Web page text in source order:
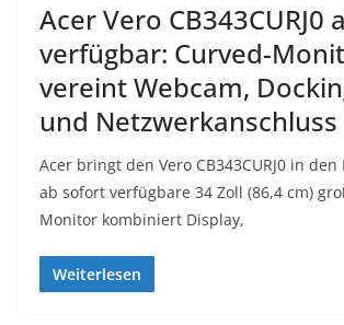
Acer Vero CB343CURJ0
verfügbar: Curved-
vereint Webcam,
und Netzwerkanschluss
Acer bringt den Vero CB343CURJ0 in
ab sofort verfügbare 34 Zoll (86,4 cm)
Monitor kombiniert Display,
Weiterlesen